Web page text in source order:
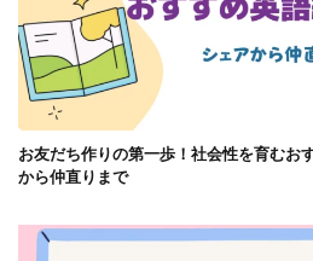
お友だち作りの第一歩！社会性を育むお
から仲直りまで